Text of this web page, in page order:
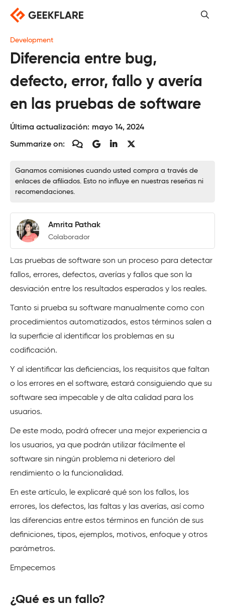
Saltar
contenido
Development
Diferencia entre bug,
defecto, error, fallo y avería
en las pruebas de software
Última actualización: mayo 14, 2024
Summarize on:
Ganamos comisiones cuando usted compra a través de
enlaces de afiliados. Esto no influye en nuestras reseñas ni
recomendaciones.
Amrita Pathak
Colaborador
Las pruebas de software son un proceso para detectar
fallos, errores, defectos, averías y fallos que son la
desviación entre los resultados esperados y los reales.
Tanto si prueba su software manualmente como con
procedimientos automatizados, estos términos salen a
la superficie al identificar los problemas en su
codificación.
Y al identificar las deficiencias, los requisitos que faltan
o los errores en el software, estará consiguiendo que su
software sea impecable y de alta calidad para los
usuarios.
De este modo, podrá ofrecer una mejor experiencia a
los usuarios, ya que podrán utilizar fácilmente el
software sin ningún problema ni deterioro del
rendimiento o la funcionalidad.
En este artículo, le explicaré qué son los fallos, los
errores, los defectos, las faltas y las averías, así como
las diferencias entre estos términos en función de sus
definiciones, tipos, ejemplos, motivos, enfoque y otros
parámetros.
Empecemos
¿Qué es un fallo?